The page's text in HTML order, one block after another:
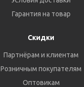
Гарантия на товар
Скидки
Партнёрам и клиентам
Розничным покупателям
Оптовикам